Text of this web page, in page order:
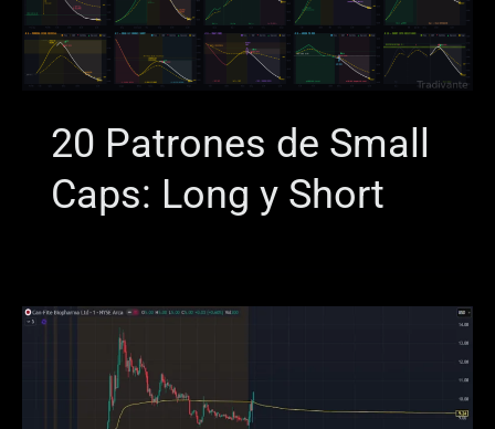
20 Patrones de Small
Caps: Long y Short